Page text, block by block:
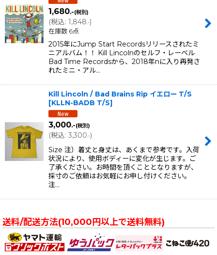
1,680.-(税別)
(税込: 1,848.-)
在庫数 6点
2015年にJump Start Recordsリリースされたミ
ニアルバム！！ Kill Lincolnのセルフ・レーベル
Bad Time Recordsから、2018年nに入り再発さ
れたミニ・アル…
Kill Lincoln / Bad Brains Rip イエロー T/S
[KLLN-BADB T/S]
3,000.-(税別)
(税込: 3,300.-)
Size 注）着丈と身丈は、あくまで参考です。入荷
状況により、使用ボディーに変化が生じます。ご
了承ください。お時間を頂くこととなりますが、
採寸のご依頼はお気軽にお申し付けください。
注…
送料/配送方法(10,000円以上で送料無料)